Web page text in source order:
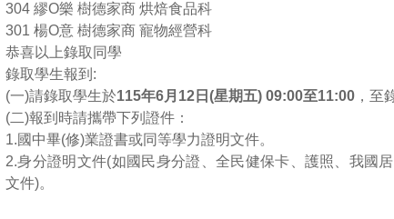
304 繆O樂 樹德家商 烘焙食品科
301 楊O意 樹德家商 寵物經營科
恭喜以上錄取同學
錄取學生報到:
(一)請錄取學生於115年6月12日(星期五) 09:00至11:00 ，至
(二)報到時請攜帶下列證件：
1.國中畢(修)業證書或同等學力證明文件。
2.身分證明文件(如國民身分證、全民健保卡、護照、我國
文件)。